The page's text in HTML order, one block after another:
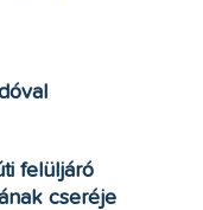
felüljáró
cseréje